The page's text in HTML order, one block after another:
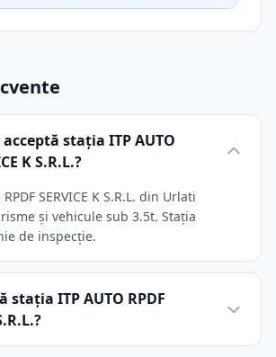
stația ITP AUTO
K S.R.L.?
SERVICE K S.R.L. din Urlati
și vehicule sub 3.5t. Stația
de inspecție.
stația ITP AUTO RPDF